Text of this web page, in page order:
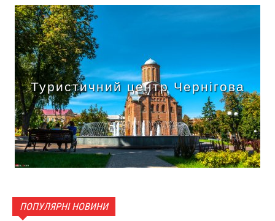
Туристичний центр Чернігова
ПОПУЛЯРНІ НОВИНИ